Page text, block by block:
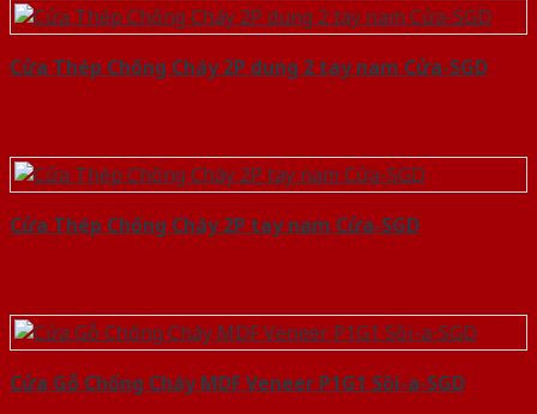
Cửa Thép Chống Cháy 2P dung 2 tay nam Cửa-SGD
Cửa Thép Chống Cháy 2P tay nam Cửa-SGD
Cửa Gỗ Chống Cháy MDF Veneer P1G1 Sồi-a-SGD